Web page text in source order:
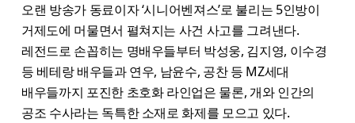
오랜 방송가 동료이자 ‘시니어벤져스’로 불리는 5인방이
거제도에 머물면서 펼쳐지는 사건 사고를 그려낸다.
레전드로 손꼽히는 명배우들부터 박성웅, 김지영, 이수경
등 베테랑 배우들과 연우, 남윤수, 공찬 등 MZ세대
배우들까지 포진한 초호화 라인업은 물론, 개와 인간의
공조 수사라는 독특한 소재로 화제를 모으고 있다.